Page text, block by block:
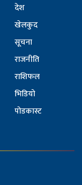
देश
खेलकुद
सूचना
राजनीति
राशिफल
भिडियो
पोडकास्ट